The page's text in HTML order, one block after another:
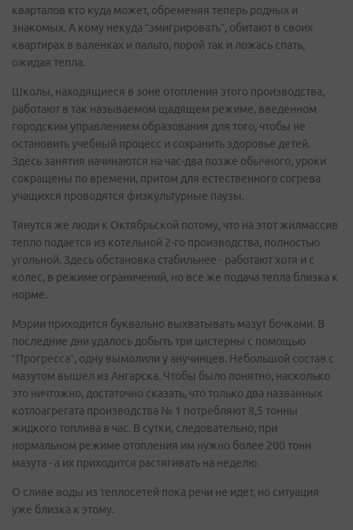
кварталов кто куда может, обременяя теперь родных и
знакомых. А кому некуда “эмигрировать”, обитают в своих
квартирах в валенках и пальто, порой так и ложась спать,
ожидая тепла.
Школы, находящиеся в зоне отопления этого производства,
работают в так называемом щадящем режиме, введенном
городским управлением образования для того, чтобы не
остановить учебный процесс и сохранить здоровье детей.
Здесь занятия начинаются на час-два позже обычного, уроки
сокращены по времени, притом для естественного согрева
учащихся проводятся физкультурные паузы.
Тянутся же люди к Октябрьской потому, что на этот жилмассив
тепло подается из котельной 2-го производства, полностью
угольной. Здесь обстановка стабильнее - работают хотя и с
колес, в режиме ограничений, но все же подача тепла близка к
норме.
Мэрии приходится буквально выхватывать мазут бочками. В
последние дни удалось добыть три цистерны с помощью
“Прогресса”, одну вымолили у анучинцев. Небольшой состав с
мазутом вышел из Ангарска. Чтобы было понятно, насколько
это ничтожно, достаточно сказать, что только два названных
котлоагрегата производства № 1 потребляют 8,5 тонны
жидкого топлива в час. В сутки, следовательно, при
нормальном режиме отопления им нужно более 200 тонн
мазута - а их приходится растягивать на неделю.
О сливе воды из теплосетей пока речи не идет, но ситуация
уже близка к этому.